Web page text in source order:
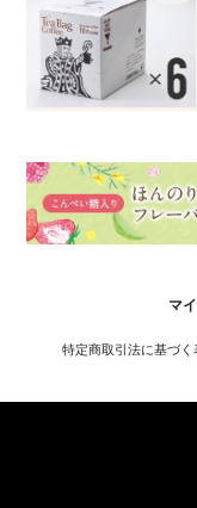
マ
特定商取引法に基づく